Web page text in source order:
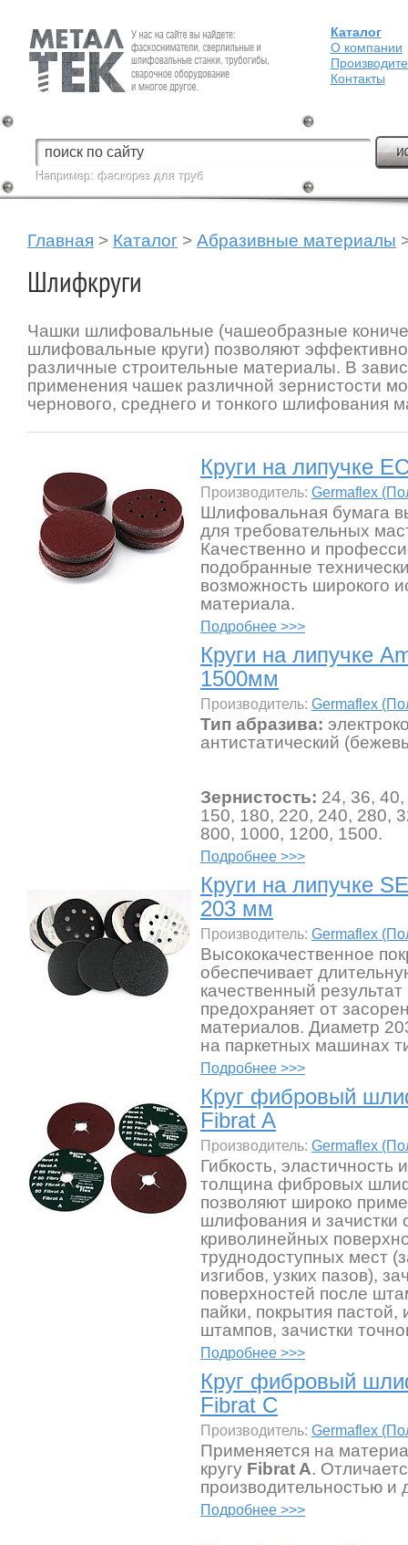
Fein — Профессиональный электроинструмент для обработки
металла.
Каталог
О компании
Контакты
Например:фаскорез для труб
Главная > Каталог > Абразивные материалы
Шлифкруги
Чашки шлифовальные (чашеобразные
шлифовальные круги) позволяют
различные строительные материалы. В
применения чашек различной зернистости
чернового, среднего и тонкого шлифования
Круги на липучке
Производитель: Germaflex
Шлифовальная бумага
для требовательных
Качественно и
подобранные
возможность широкого
материала.
Подробнее >>>
Круги на липучке
1500мм
Производитель: Germaflex
Тип абразива:
антистатический
Зернистость: 24, 36,
150, 180, 220, 240, 280,
800, 1000, 1200, 1500.
Подробнее >>>
Круги на липучке
203 мм
Производитель: Germaflex
Высококачественное
обеспечивает
качественный
предохраняет от
материалов. Диаметр
на паркетных машинах
Подробнее >>>
Круг фибровый
Fibrat A
Производитель: Germaflex
Гибкость, эластичность
толщина фибровых
позволяют широко
шлифования и зачистки
криволинейных
труднодоступных мест
изгибов, узких пазов),
поверхностей после
пайки, покрытия пастой,
штампов, зачистки
Подробнее >>>
Круг фибровый
Fibrat C
Производитель: Germaflex
Применяется на
кругу Fibrat A.
производительностью и
Подробнее >>>